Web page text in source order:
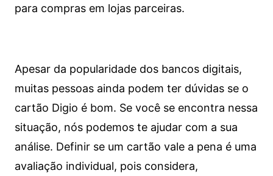
para compras em lojas parceiras.
Apesar da popularidade dos bancos digitais,
muitas pessoas ainda podem ter dúvidas se o
cartão Digio é bom. Se você se encontra nessa
situação, nós podemos te ajudar com a sua
análise. Definir se um cartão vale a pena é uma
avaliação individual, pois considera,